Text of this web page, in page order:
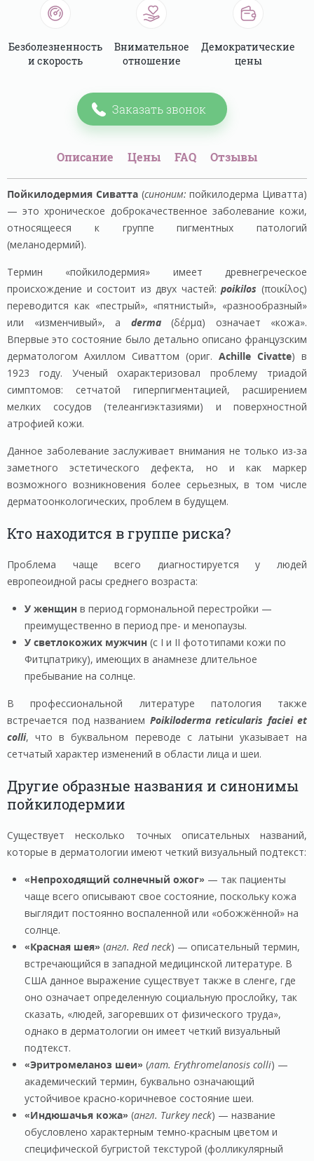
Безболезненность
и скорость
Внимательное
отношение
Демократические
цены
Заказать звонок
Описание Цены FAQ Отзывы
Пойкилодермия Сиватта(синоним: пойкилодерма Циватта)
— это хроническое доброкачественное заболевание кожи,
относящееся к группе пигментных патологий
(меланодермий).
Термин «пойкилодермия» имеет древнегреческое
происхождение и состоит из двух частей:poikilos (ποικίλος)
переводится как «пестрый», «пятнистый», «разнообразный»
или «изменчивый», а derma(δέρμα) означает «кожа».
Впервые это состояние было детально описано французским
дерматологом Ахиллом Сиваттом (ориг. Achille Civatte) в
1923 году. Ученый охарактеризовал проблему триадой
симптомов: сетчатой гиперпигментацией, расширением
мелких сосудов (телеангиэктазиями) и поверхностной
атрофией кожи.
Данное заболевание заслуживает внимания не только из-за
заметного эстетического дефекта, но и как маркер
возможного возникновения более серьезных, в том числе
дерматоонкологических, проблем в будущем.
Кто находится в группе риска?
Проблема чаще всего диагностируется у людей
европеоидной расы среднего возраста:
У женщин в период гормональной перестройки —
преимущественно в период пре- и менопаузы.
У светлокожих мужчин (с I и II фототипами кожи по
Фитцпатрику), имеющих в анамнезе длительное
пребывание на солнце.
В профессиональной литературе патология также
встречается под названием Poikiloderma reticularis faciei et
colli, что в буквальном переводе с латыни указывает на
сетчатый характер изменений в области лица и шеи.
Другие образные названия и синонимы
пойкилодермии
Существует несколько точных описательных названий,
которые в дерматологии имеют четкий визуальный подтекст:
«Непроходящий солнечный ожог» — так пациенты
чаще всего описывают свое состояние, поскольку кожа
выглядит постоянно воспаленной или «обожжённой» на
солнце.
«Красная шея» (англ. Red neck) — описательный термин,
встречающийся в западной медицинской литературе. В
США данное выражение существует также в сленге, где
оно означает определенную социальную прослойку, так
сказать, «людей, загоревших от физического труда»,
однако в дерматологии он имеет четкий визуальный
подтекст.
«Эритромеланоз шеи» (лат. Erythromelanosis colli) —
академический термин, буквально означающий
устойчивое красно-коричневое состояние шеи.
«Индюшачья кожа» (англ. Turkey neck) — название
обусловлено характерным темно-красным цветом и
специфической бугристой текстурой (фолликулярный